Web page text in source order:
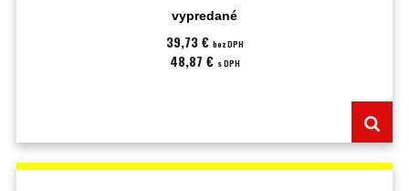
vypredané
39,73 € bez DPH
48,87 € s DPH